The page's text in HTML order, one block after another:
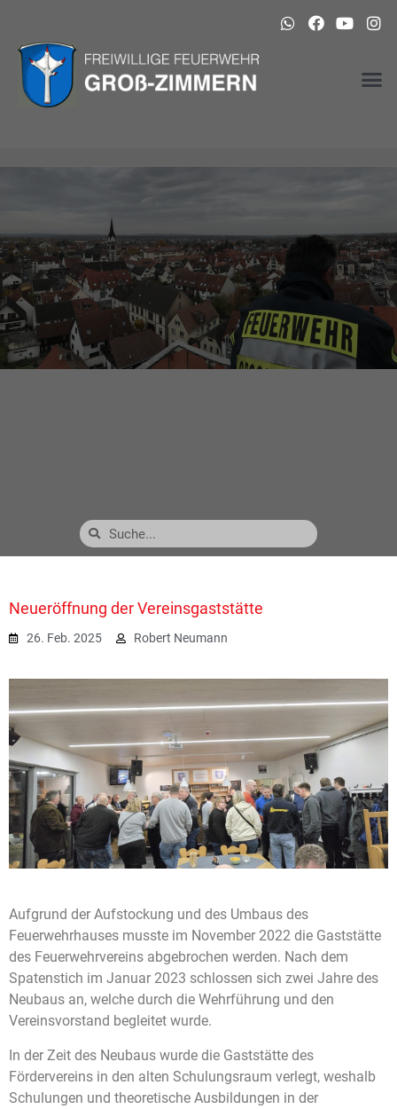
Neueröffnung der Vereinsgaststätte
26. Feb. 2025 Robert Neumann
Aufgrund der Aufstockung und des Umbaus des
Feuerwehrhauses musste im November 2022 die Gaststätte
des Feuerwehrvereins abgebrochen werden. Nach dem
Spatenstich im Januar 2023 schlossen sich zwei Jahre des
Neubaus an, welche durch die Wehrführung und den
Vereinsvorstand begleitet wurde.
In der Zeit des Neubaus wurde die Gaststätte des
Fördervereins in den alten Schulungsraum verlegt, weshalb
Schulungen und theoretische Ausbildungen in der